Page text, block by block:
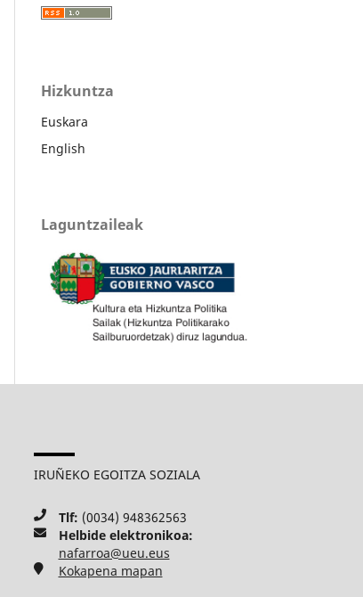
Hizkuntza
Euskara
English
Laguntzaileak
IRUÑEKO EGOITZA SOZIALA
Tlf: (0034) 948362563
Helbide elektronikoa:
nafarroa@ueu.eus
Kokapena mapan